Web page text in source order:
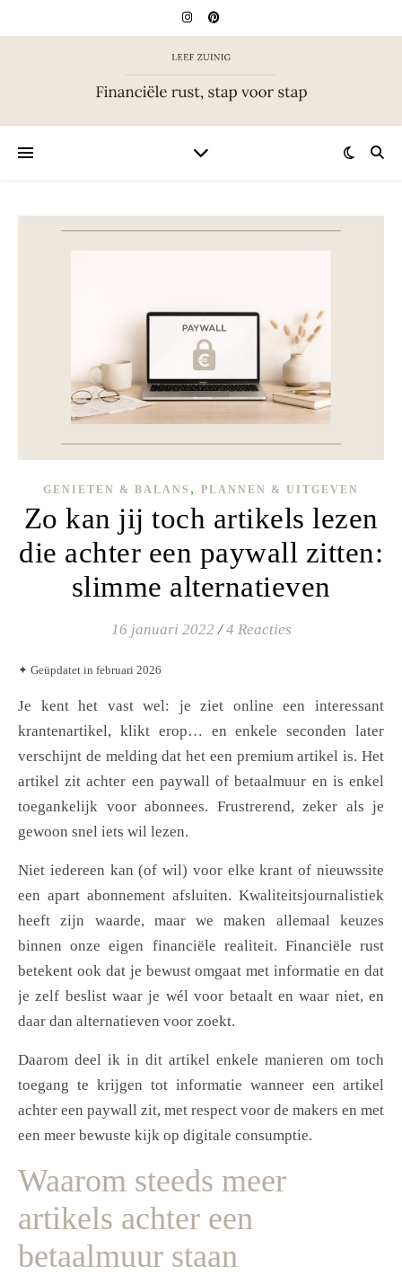
GENIETEN & BALANS , PLANNEN & UITGEVEN
Zo kan jij toch artikels lezen
die achter een paywall zitten:
slimme alternatieven
16 januari 2022 / 4 Reacties
✦ Geüpdatet in februari 2026
Je kent het vast wel: je ziet online een interessant
krantenartikel, klikt erop… en enkele seconden later
verschijnt de melding dat het een premium artikel is. Het
artikel zit achter een paywall of betaalmuur en is enkel
toegankelijk voor abonnees. Frustrerend, zeker als je
gewoon snel iets wil lezen.
Niet iedereen kan (of wil) voor elke krant of nieuwssite
een apart abonnement afsluiten. Kwaliteitsjournalistiek
heeft zijn waarde, maar we maken allemaal keuzes
binnen onze eigen financiële realiteit. Financiële rust
betekent ook dat je bewust omgaat met informatie en dat
je zelf beslist waar je wél voor betaalt en waar niet, en
daar dan alternatieven voor zoekt.
Daarom deel ik in dit artikel enkele manieren om toch
toegang te krijgen tot informatie wanneer een artikel
achter een paywall zit, met respect voor de makers en met
een meer bewuste kijk op digitale consumptie.
Waarom steeds meer
artikels achter een
betaalmuur staan